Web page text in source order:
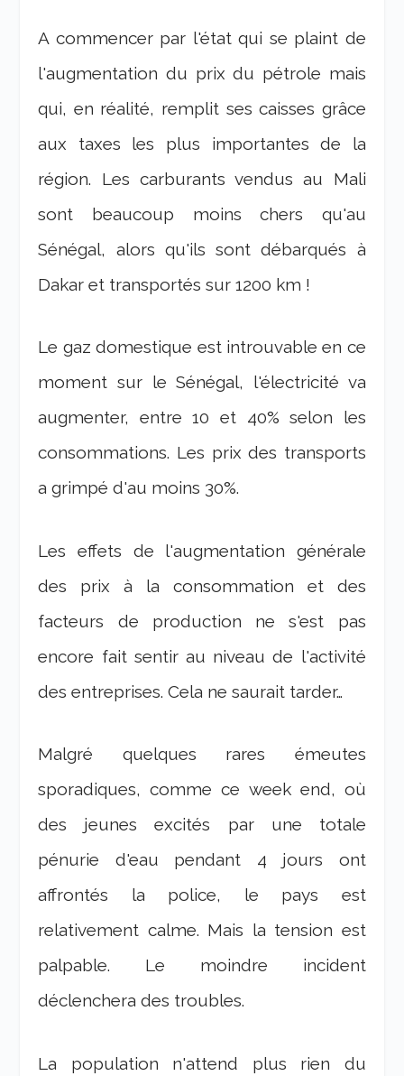
A commencer par l'état qui se plaint de
l'augmentation du prix du pétrole mais
qui, en réalité, remplit ses caisses grâce
aux taxes les plus importantes de la
région. Les carburants vendus au Mali
sont beaucoup moins chers qu'au
Sénégal, alors qu'ils sont débarqués à
Dakar et transportés sur 1200 km !
Le gaz domestique est introuvable en ce
moment sur le Sénégal, l'électricité va
augmenter, entre 10 et 40% selon les
consommations. Les prix des transports
a grimpé d'au moins 30%.
Les effets de l'augmentation générale
des prix à la consommation et des
facteurs de production ne s'est pas
encore fait sentir au niveau de l'activité
des entreprises. Cela ne saurait tarder…
Malgré quelques rares émeutes
sporadiques, comme ce week end, où
des jeunes excités par une totale
pénurie d'eau pendant 4 jours ont
affrontés la police, le pays est
relativement calme. Mais la tension est
palpable. Le moindre incident
déclenchera des troubles.
La population n'attend plus rien du